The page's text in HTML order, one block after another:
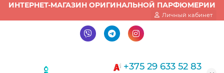
Личный кабинет
ИНТЕРНЕТ-МАГАЗИН ОРИГИНАЛЬНОЙ ПАРФЮМЕРИИ
+375 29 633 52 83